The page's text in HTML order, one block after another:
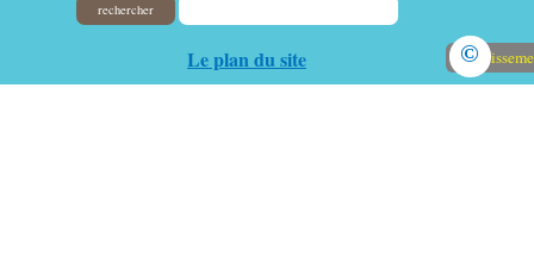
rechercher
Le plan du site ©